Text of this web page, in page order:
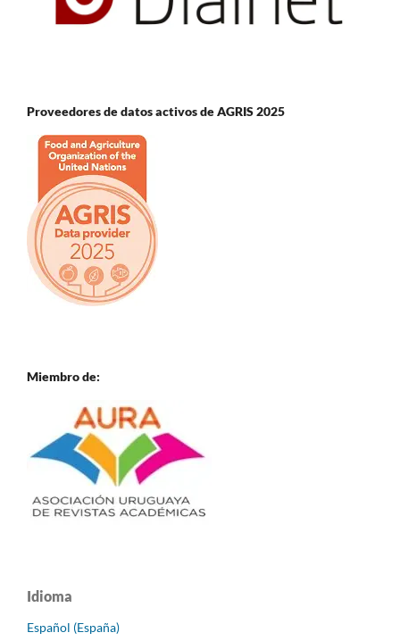
Proveedores de datos activos de AGRIS 2025
Miembro de:
Idioma
Español (España)